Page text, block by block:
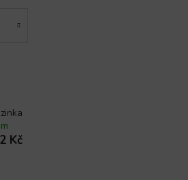
Kč